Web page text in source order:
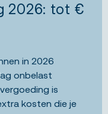
2026: tot €
in 2026
onbelast
is
kosten die je